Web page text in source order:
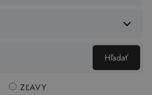
Hľadať
ZĽAVY